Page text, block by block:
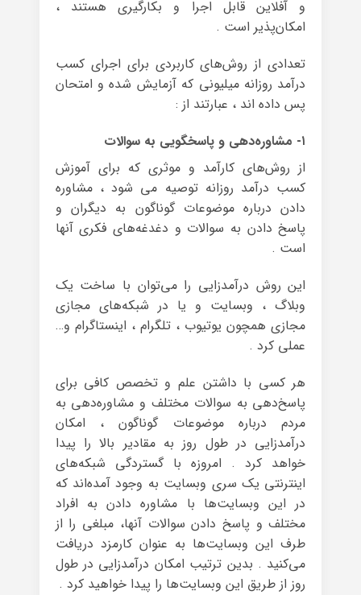
و آفلاین قابل اجرا و بکارگیری هستند ،
امکان‌پذیر است .
تعدادی از روش‌های کاربردی برای اجرای کسب
درآمد روزانه میلیونی که آزمایش شده و امتحان
پس داده اند ، عبارتند از :
۱- مشاوره‌دهی و پاسخگویی به سوالات
از روش‌های کارآمد و موثری که برای آموزش
کسب درآمد روزانه توصیه می شود ، مشاوره‌
دادن درباره‌ موضوعات گوناگون به دیگران و
پاسخ دادن به سوالات و دغدغه‌های فکری آنها
است .
این روش درآمدزایی را می‌توان با ساخت یک
وبلاگ ، وبسایت و یا در شبکه‌های مجازی
مجازی همچون یوتیوب ، تلگرام ، اینستاگرام و…
عملی کرد .
هر کسی با داشتن علم و تخصص کافی برای
پاسخ‌دهی به سوالات مختلف و مشاوره‌دهی به
مردم درباره‌ موضوعات گوناگون ، امکان
درآمدزایی در طول روز به مقادیر بالا را پیدا
خواهد کرد . امروزه با گستردگی شبکه‌های
اینترنتی یک سری وبسایت به وجود آمده‌اند که
در این وبسایت‌ها با مشاوره دادن به افراد
مختلف و پاسخ دادن سوالات آنها، مبلغی را از
طرف این وبسایت‌ها به عنوان کارمزد دریافت
می‌کنید . بدین ترتیب امکان درآمدزایی در طول
روز از طریق این وبسایت‌ها را پیدا خواهید کرد .